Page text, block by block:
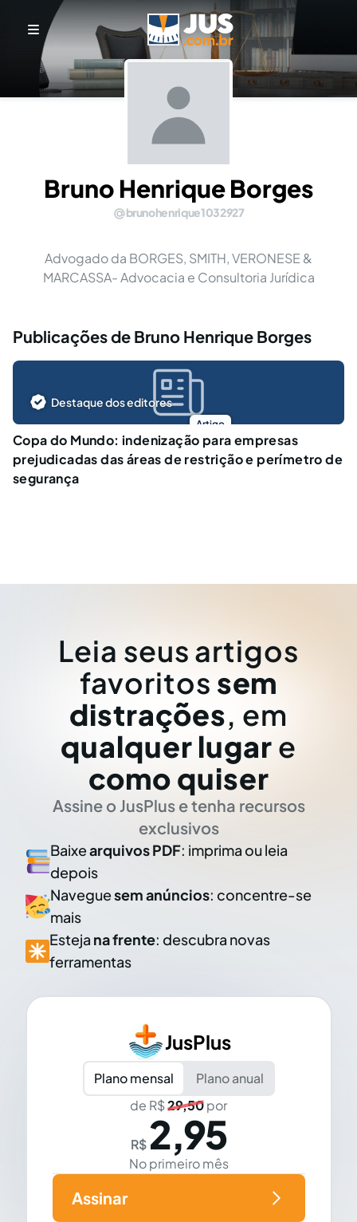
Bruno Henrique Borges
brunohenrique1032927
Advogado da BORGES, SMITH, VERONESE &
MARCASSA- Advocacia e Consultoria Jurídica
Publicações de Bruno Henrique Borges
Artigo
Destaque dos editores
Copa do Mundo: indenização para empresas
prejudicadas das áreas de restrição e perímetro de
segurança
Leia seus artigos
favoritos sem
distrações, em
qualquer lugar e
como quiser
Assine o JusPlus e tenha recursos
exclusivos
Baixearquivos PDF: imprima ou leia
depois
Naveguesem anúncios: concentre-se
mais
Esteja na frente: descubra novas
ferramentas
JusPlus
Plano mensal
Plano anual
de R$29,50por
R$ 2,95
No primeiro mês
Assinar